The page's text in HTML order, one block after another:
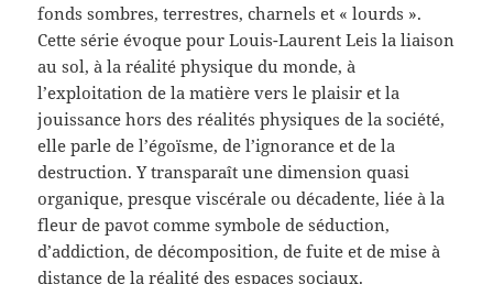
fonds sombres, terrestres, charnels et « lourds ».
Cette série évoque pour Louis-Laurent Leis la liaison
au sol, à la réalité physique du monde, à
l’exploitation de la matière vers le plaisir et la
jouissance hors des réalités physiques de la société,
elle parle de l’égoïsme, de l’ignorance et de la
destruction. Y transparaît une dimension quasi
organique, presque viscérale ou décadente, liée à la
fleur de pavot comme symbole de séduction,
d’addiction, de décomposition, de fuite et de mise à
distance de la réalité des espaces sociaux.